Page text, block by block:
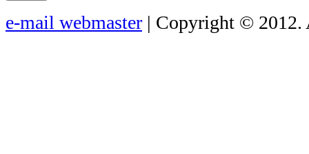
e-mail webmaster | Copyright © 2012.